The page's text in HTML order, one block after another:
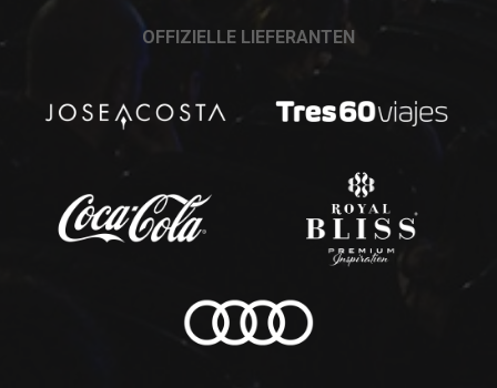
OFFIZIELLE LIEFERANTEN